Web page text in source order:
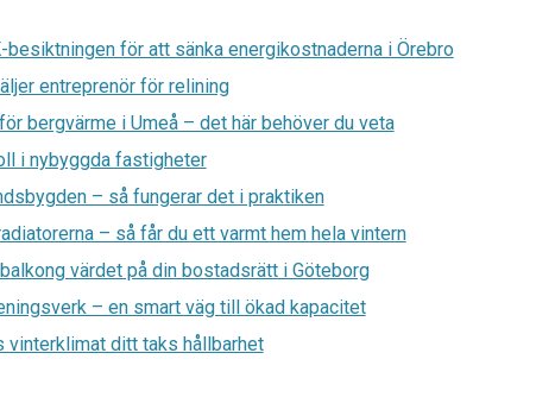
besiktningen för att sänka energikostnaderna i Örebro
entreprenör för relining
bergvärme i Umeå – det här behöver du veta
i nybyggda fastigheter
– så fungerar det i praktiken
– så får du ett varmt hem hela vintern
värdet på din bostadsrätt i Göteborg
– en smart väg till ökad kapacitet
vinterklimat ditt taks hållbarhet